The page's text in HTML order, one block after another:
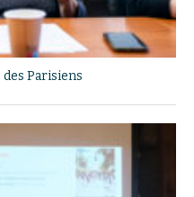
Parisiens